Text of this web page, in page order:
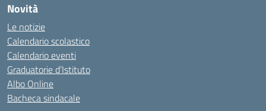
Novità
Le notizie
Calendario scolastico
Calendario eventi
Graduatorie d’Istituto
Albo Online
Bacheca sindacale